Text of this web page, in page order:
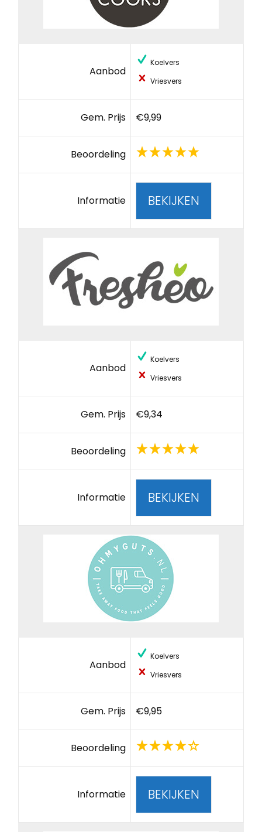
Aanbod
Koelvers
Vriesvers
Gem. Prijs €9,99
Beoordeling
Informatie BEKIJKEN
Aanbod
Koelvers
Vriesvers
Gem. Prijs €9,34
Beoordeling
Informatie BEKIJKEN
Aanbod
Koelvers
Vriesvers
Gem. Prijs €9,95
Beoordeling
Informatie BEKIJKEN